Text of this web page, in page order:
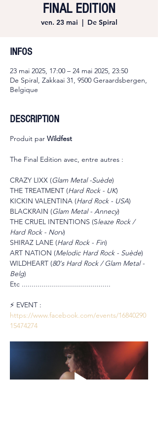
FINAL EDITION
ven. 23 mai
  |
De Spiral
INFOS
23 mai 2025, 17:00 – 24 mai 2025, 23:50
De Spiral, Zakkaai 31, 9500 Geraardsbergen,
Belgique
DESCRIPTION
Produit par Wildfest
The Final Edition avec, entre autres :
CRAZY LIXX (Glam Metal -Suède)
THE TREATMENT (Hard Rock - UK)
KICKIN VALENTINA (Hard Rock - USA)
BLACKRAIN (Glam Metal - Annecy)
THE CRUEL INTENTIONS (Sleaze Rock /
Hard Rock - Norv)
SHIRAZ LANE (Hard Rock - Fin)
ART NATION (Melodic Hard Rock - Suède)
WILDHEART (80's Hard Rock / Glam Metal -
Belg)
Etc .............................................
⚡ EVENT :
https://www.facebook.com/events/16840290
15474274